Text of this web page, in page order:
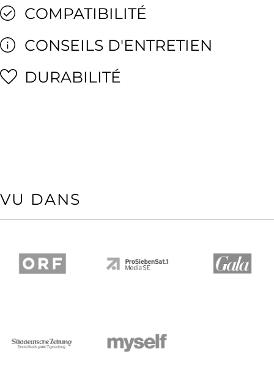
COMPATIBILITÉ
CONSEILS D'ENTRETIEN
DURABILITÉ
VU DANS